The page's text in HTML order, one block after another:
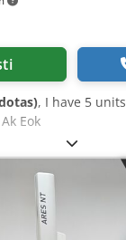
, I have 5
Eok